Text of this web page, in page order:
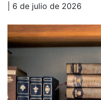
| 6 de julio de 2026